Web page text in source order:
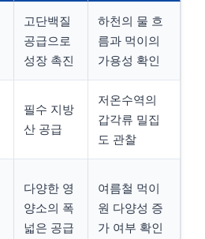
고단백질
공급으로
성장 촉진
하천의 물 흐
름과 먹이의
가용성 확인
필수 지방
산 공급
저온수역의
갑각류 밀집
도 관찰
다양한 영
양소의 폭
넓은 공급
여름철 먹이
원 다양성 증
가 여부 확인